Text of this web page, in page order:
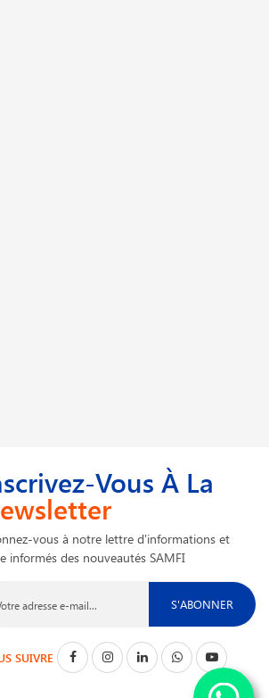
Vous À La
vous à notre lettre d'informations et
informés des nouveautés SAMFI
S'ABONNER
SUIVRE